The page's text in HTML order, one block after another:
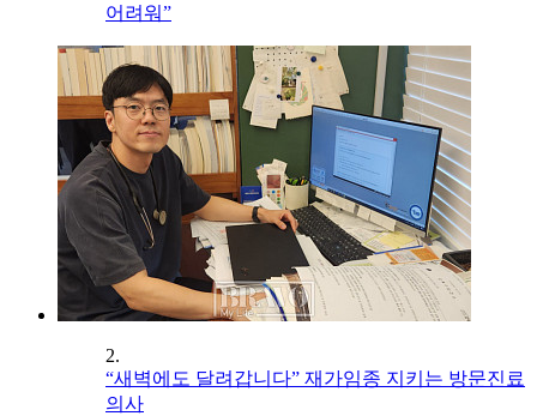
어려워”
2.
“새벽에도 달려갑니다” 재가임종 지키는 방문진료
의사